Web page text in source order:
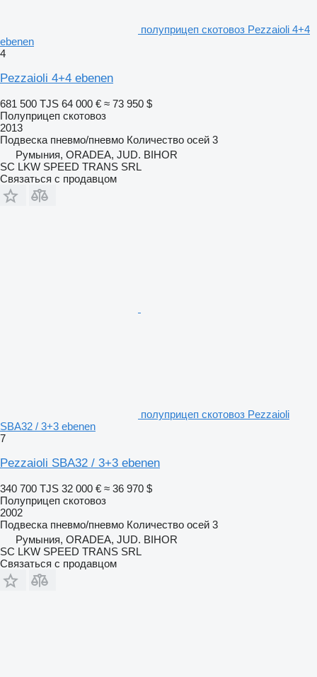
полуприцеп скотовоз Pezzaioli 4+4
ebenen
4
Pezzaioli 4+4 ebenen
681 500 TJS 64 000 € ≈ 73 950 $
Полуприцеп скотовоз
2013
Подвеска пневмо/пневмо Количество осей 3
Румыния, ORADEA, JUD. BIHOR
SC LKW SPEED TRANS SRL
Связаться с продавцом
полуприцеп скотовоз Pezzaioli
SBA32 / 3+3 ebenen
7
Pezzaioli SBA32 / 3+3 ebenen
340 700 TJS 32 000 € ≈ 36 970 $
Полуприцеп скотовоз
2002
Подвеска пневмо/пневмо Количество осей 3
Румыния, ORADEA, JUD. BIHOR
SC LKW SPEED TRANS SRL
Связаться с продавцом